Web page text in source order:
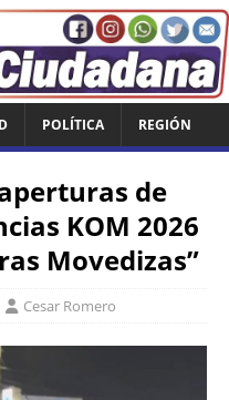
POLÍTICA REGIÓN
de
KOM 2026
Movedizas”
Cesar Romero